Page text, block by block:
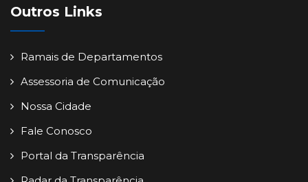
Outros Links
Ramais de Departamentos
Assessoria de Comunicação
Nossa Cidade
Fale Conosco
Portal da Transparência